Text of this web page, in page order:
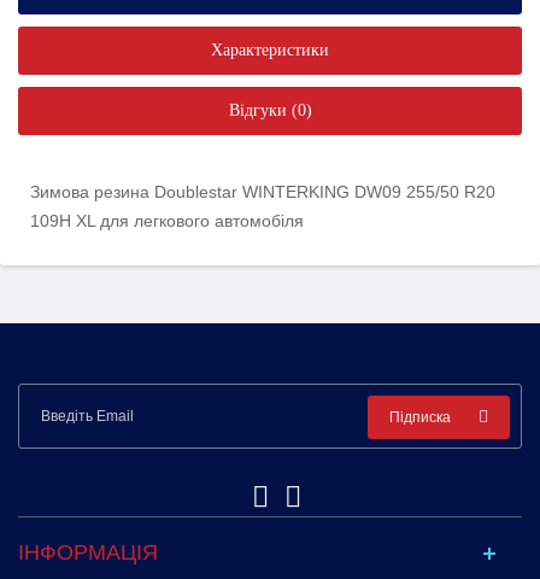
Характеристики
Відгуки (0)
Зимова резина Doublestar WINTERKING DW09 255/50 R20
109H XL для легкового автомобіля
Підписка
ІНФОРМАЦІЯ